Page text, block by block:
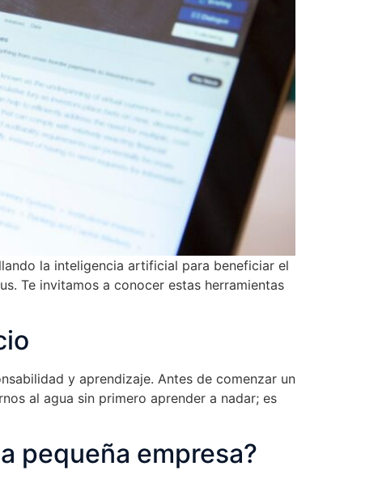
la inteligencia artificial para beneficiar el
Te invitamos a conocer estas herramientas
y aprendizaje. Antes de comenzar un
al agua sin primero aprender a nadar; es
pequeña empresa?